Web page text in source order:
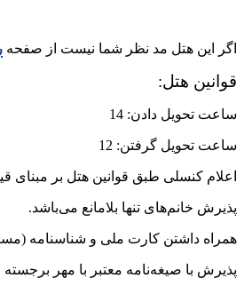
اگر این هتل مد نظر شما نیست از صفحه
قوانین هتل:
ساعت تحویل دادن: 14
ساعت تحویل گرفتن: 12
اعلام کنسلی طبق قوانین هتل بر
پذیرش خانم‌های تنها بلامانع می‌باشد.
همراه داشتن کارت ملی و شناسنامه
پذیرش با صیغه‌نامه معتبر با مهر